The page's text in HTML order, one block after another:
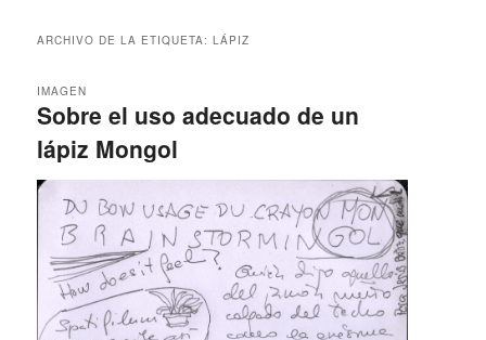
ARCHIVO DE LA ETIQUETA:LÁPIZ
Sobre el uso adecuado de un
lápiz Mongol
IMAGEN